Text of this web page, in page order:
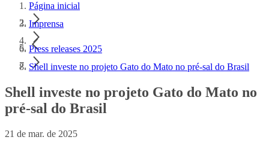
Página inicial
Imprensa
Press releases 2025
Shell investe no projeto Gato do Mato no pré-sal do Brasil
Shell investe no projeto Gato do Mato no
pré-sal do Brasil
21 de mar. de 2025